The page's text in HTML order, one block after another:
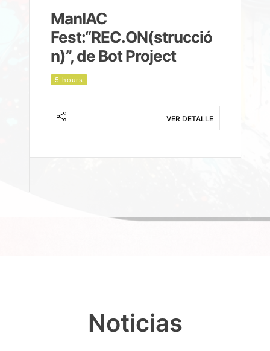
ManIAC
Fest:“REC.ON(strucció
n)”, de Bot Project
5 hours
VER DETALLE
Noticias